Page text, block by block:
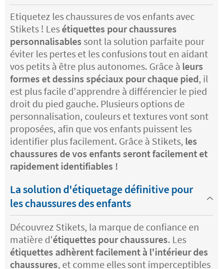
Etiquetez les chaussures de vos enfants avec
Stikets ! Les étiquettes pour chaussures
personnalisables sont la solution parfaite pour
éviter les pertes et les confusions tout en aidant
vos petits à être plus autonomes. Grâce à leurs
formes et dessins spéciaux pour chaque pied, il
est plus facile d'apprendre à différencier le pied
droit du pied gauche. Plusieurs options de
personnalisation, couleurs et textures vont sont
proposées, afin que vos enfants puissent les
identifier plus facilement. Grâce à Stikets, les
chaussures de vos enfants seront facilement et
rapidement identifiables !
La solution d'étiquetage définitive pour
les chaussures des enfants
Découvrez Stikets, la marque de confiance en
matière d'étiquettes pour chaussures. Les
étiquettes adhèrent facilement à l'intérieur des
chaussures, et comme elles sont imperceptibles